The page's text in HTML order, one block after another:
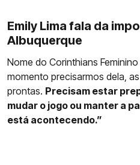
Emily Lima fala da
Albuquerque
Nome do Corinthians
momento precisarmos dela,
prontas. Precisam estar
mudar o jogo ou manter a
está acontecendo.”